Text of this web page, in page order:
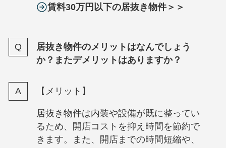
賃料30万円以下の居抜き物件＞＞
居抜き物件のメリットはなんでしょう
か？またデメリットはありますか？
【メリット】
居抜き物件は内装や設備が既に整ってい
るため、開店コストを抑え時間を節約で
きます。また、開店までの時間短縮や、